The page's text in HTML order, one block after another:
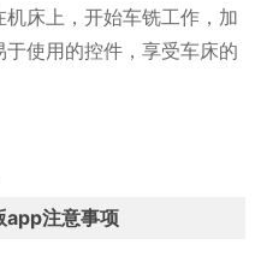
床上，开始车铣工作，加
使用的控件，享受车床的
app注意事项